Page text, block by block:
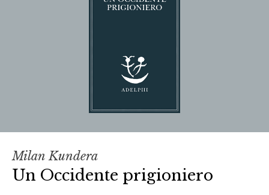
Milan Kundera
Un Occidente prigioniero